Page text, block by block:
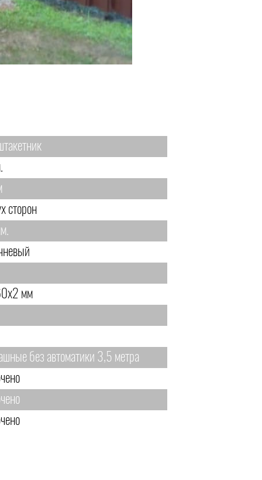
сторон
мм
без автоматики 3,5 метра